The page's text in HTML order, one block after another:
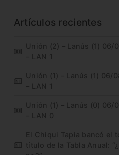
Artículos recientes
Unión (2) – Lanús (1) 06/
– LAN 1
Unión (1) – Lanús (1) 06/
– LAN 1
Unión (1) – Lanús (0) 06/
– LAN 0
El Chiqui Tapia bancó el
título de la Tabla Anual: